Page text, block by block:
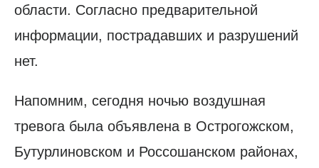
области. Согласно предварительной
информации, пострадавших и разрушений
нет.
Напомним, сегодня ночью воздушная
тревога была объявлена в Острогожском,
Бутурлиновском и Россошанском районах,